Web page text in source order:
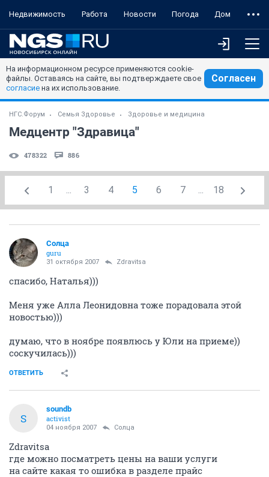
Недвижимость Работа Новости Погода Дом
На информационном ресурсе применяются cookie-
файлы. Оставаясь на сайте, вы подтверждаете свое
согласие на их использование.
Согласен
НГС.Форум Семья Здоровье Здоровье и медицина
Медцентр "Здравица"
478322 886
1 ... 3 4 5 6 7 ... 18
Солца
guru
31 октября 2007 Zdravitsa
спасибо, Наталья)))
Меня уже Алла Леонидовна тоже порадовала этой
новостью)))
думаю, что в ноябре появлюсь у Юли на приеме))
соскучилась)))
ОТВЕТИТЬ
S
soundb
activist
04 ноября 2007 Солца
Zdravitsa
где можно посматреть цены на ваши услуги
на сайте какая то ошибка в разделе прайс